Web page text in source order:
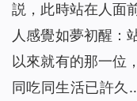
説，此時站在人面
人感覺如夢初醒：
以來就有的那一位
同吃同生活已許